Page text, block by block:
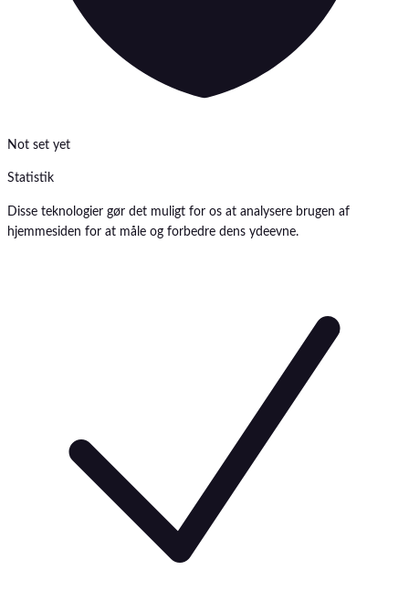
Not set yet
Statistik
Disse teknologier gør det muligt for os at analysere brugen af
hjemmesiden for at måle og forbedre dens ydeevne.